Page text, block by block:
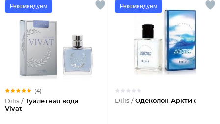
Рекомендуем
(4)
Dilis / Туалетная вода
Vivat
Рекомендуем
Dilis / Одеколон Арктик